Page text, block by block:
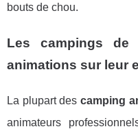
bouts de chou.
Les campings
animations sur leur
La plupart descamping
animateurs